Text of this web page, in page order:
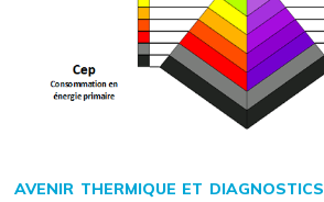
AVENIR THERMIQUE ET DIAGNOSTICS